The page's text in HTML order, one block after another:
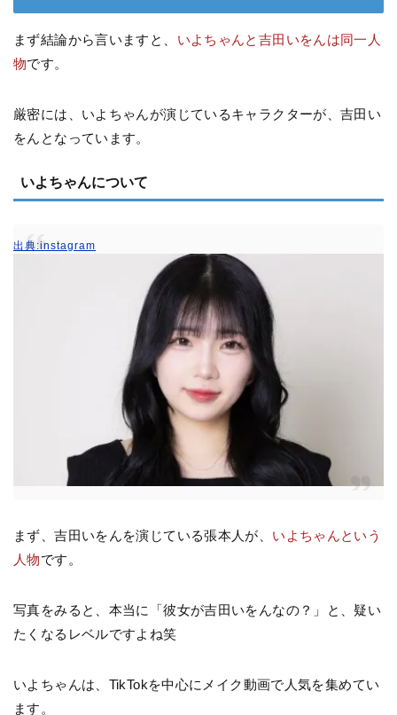
まず結論から言いますと、 いよちゃんと吉田いをんは同一人
物です。
厳密には、いよちゃんが演じているキャラクターが、吉田い
をんとなっています。
いよちゃんについて
出典:instagram
まず、吉田いをんを演じている張本人が、 いよちゃんという
人物です。
写真をみると、本当に「彼女が吉田いをんなの？」と、疑い
たくなるレベルですよね笑
いよちゃんは、TikTokを中心にメイク動画で人気を集めてい
ます。